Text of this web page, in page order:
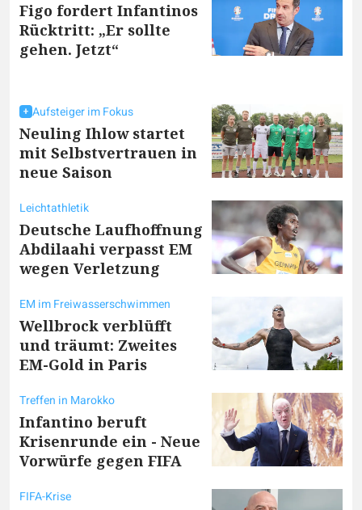
Figo fordert Infantinos
Rücktritt: „Er sollte
gehen. Jetzt“
Aufsteiger im Fokus
Neuling Ihlow startet
mit Selbstvertrauen in
neue Saison
Leichtathletik
Deutsche Laufhoffnung
Abdilaahi verpasst EM
wegen Verletzung
EM im Freiwasserschwimmen
Wellbrock verblüfft
und träumt: Zweites
EM-Gold in Paris
Treffen in Marokko
Infantino beruft
Krisenrunde ein - Neue
Vorwürfe gegen FIFA
FIFA-Krise